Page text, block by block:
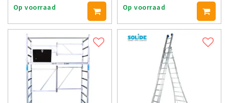
Op voorraad Op voorraad